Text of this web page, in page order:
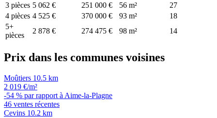
3 pièces 5 062 € 251 000 € 56 m²
27
4 pièces 4 525 € 370 000 € 93 m²
18
5+
pièces
2 878 € 274 475 € 98 m² 14
Prix dans les communes voisines
Moûtiers 10.5 km
2 019 €/m²
-54 % par rapport à Aime-la-Plagne
46 ventes récentes
Cevins 10.2 km